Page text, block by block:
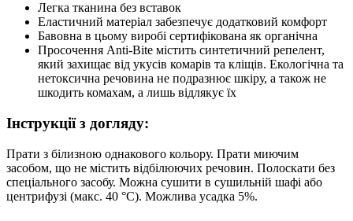
Легка тканина без вставок
Еластичний матеріал забезпечує додатковий комфорт
Бавовна в цьому виробі сертифікована як органічна
Просочення Anti-Bite містить синтетичний репелент,
який захищає від укусів комарів та кліщів. Екологічна та
нетоксична речовина не подразнює шкіру, а також не
шкодить комахам, а лишь відлякує їх
Інструкції з догляду:
Прати з білизною однакового кольору. Прати миючим
засобом, що не містить відбілюючих речовин. Полоскати без
спеціального засобу. Можна сушити в сушильній шафі або
центрифузі (макс. 40 °C). Можлива усадка 5%.